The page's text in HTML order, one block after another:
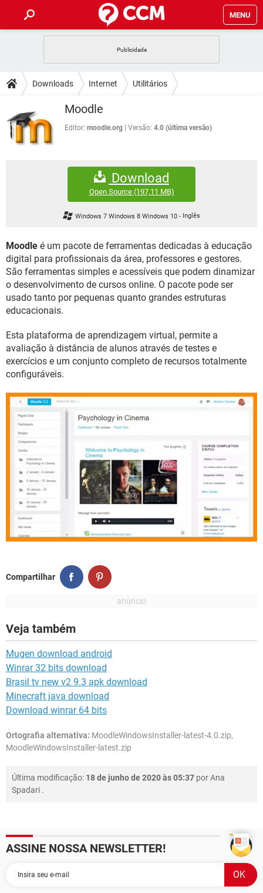
MENU
CELULAR FACEBOOK
INSTAGRAM GMAIL
GUIA DE COMPRAS
DICAS
JOGOS WHATSAPP
CELULAR
OUTLOOK
JOGOS WHATSAPP
CELULAR
EXCEL
GMAIL
FÓRUM
FACEBOOK
EXCEL
GMAIL
WHATSAPP
INSTAGRAM GMAIL
GUIA DE COMPRAS
Downloads Internet Utilitários
Moodle
Editor: moodle.org Versão: 4.0 (última versão)
Download
Open Source(197,11 MB)
Windows 7 Windows 8 Windows 10 - Inglês
Moodle é um pacote de ferramentas dedicadas à educação
digital para profissionais da área, professores e gestores.
São ferramentas simples e acessíveis que podem dinamizar
o desenvolvimento de cursos online. O pacote pode ser
usado tanto por pequenas quanto grandes estruturas
educacionais.
Esta plataforma de aprendizagem virtual, permite a
avaliação à distância de alunos através de testes e
exercícios e um conjunto completo de recursos totalmente
configuráveis.
Compartilhar
Veja também
Mugen download android
Winrar 32 bits download
Brasil tv new v2 9.3 apk download
Minecraft java download
Download winrar 64 bits
Ortografia alternativa: MoodleWindowsInstaller-latest-4.0.zip,
MoodleWindowsInstaller-latest.zip
Última modificação: 18 de junho de 2020 às 05:37 porAna
Spadari .
ASSINE NOSSA NEWSLETTER!